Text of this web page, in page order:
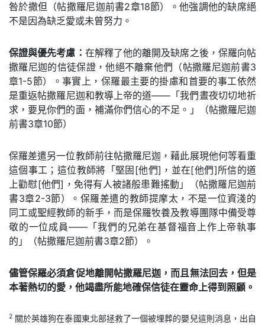
咎於撒但（帖撒羅尼迦前書2章18節）。他強調他的缺席絕
不是因為缺乏愛或未曾努力。
保證與優先考慮： 在解釋了他的離開及缺席之後，保羅向帖
撒羅尼迦的信徒保證，他絕不離棄他們（帖撒羅尼迦前書3
章1-5節）。事實上，保羅最主要的掛慮和首要的事工依然
是重返帖撒羅尼迦和教導上帝的道——「我們晝夜切切地祈
求，要見你們的面，補滿你們信心的不足。」（帖撒羅尼迦
前書3章10節）
保羅差遣另一位教師前往帖撒羅尼迦，藉此展現他何等看重
這個事工；這位教師將「堅固[他們]，並在[他們]所信的道
上勸慰[他們]，免得有人被諸般患難搖動」（帖撒羅尼迦前
書3章2-3節）。保羅差遣的教師提摩太，不是一位資淺的
同工或聖經教師的新手，而是保羅牧養及教導團隊中備受尊
敬的一位成員——「我們的兄弟在基督福音上作上帝執事
的」（帖撒羅尼迦前書3章2節）。
儘管保羅必須倉促地離開帖撒羅尼迦，而且無法回去，但是
本著熱切的愛，他竭盡所能地確保信徒在靈命上得到照顧。
2 關於英雄狗在泰國東北部拯救了一個被埋葬的嬰兒這則消息，出自